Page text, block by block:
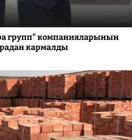
групп" компанияларынын
кармалды